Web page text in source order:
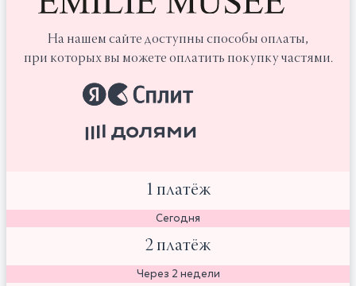
На нашем сайте доступны способы оплаты,
при которых вы можете оплатить покупку частями.
1 платёж
Сегодня
2 платёж
Через 2 недели